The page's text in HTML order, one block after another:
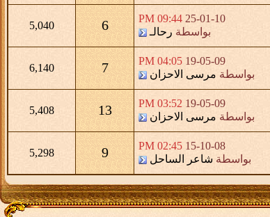
25-01-10
09:44 PM
بواسطة رحالـ 6
5,040
19-05-09
04:05 PM
بواسطة مرسى الاحزان 7
6,140
19-05-09
03:52 PM
بواسطة مرسى الاحزان 13
5,408
15-10-08
02:45 PM
بواسطة شاعر الساحل 9
5,298